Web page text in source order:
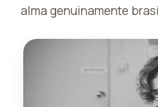
alma genuinamente